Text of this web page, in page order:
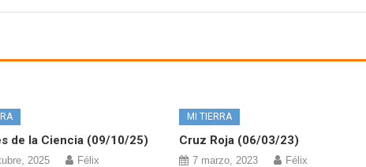
de la Ciencia (09/10/25)
2025 Félix
MI TIERRA
Cruz Roja (06/03/23)
7 marzo, 2023 Félix